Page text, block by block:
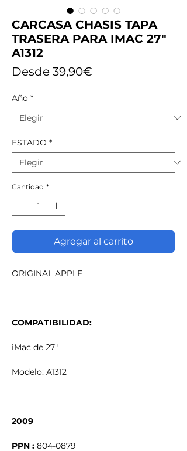
CARCASA CHASIS TAPA
TRASERA PARA IMAC 27"
A1312
Desde 39,90€
Año *
ESTADO *
Cantidad *
Agregar al carrito
ORIGINAL APPLE
COMPATIBILIDAD:
iMac de 27"
Modelo: A1312
2009
PPN : 804-0879